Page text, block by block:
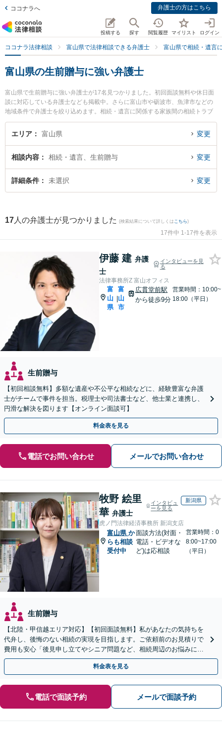
ココナラへ 弁護士の方はこちら
投稿する 探す 閲覧履歴 マイリスト ログイン
ココナラ法律相談 富山県で法律相談できる弁護士 富山県で相続・遺言
富山県の生前贈与に強い弁護士
富山県で生前贈与に強い弁護士が17名見つかりました。初回面談無料や休日面
談に対応している弁護士なども掲載中。さらに富山市や砺波市、魚津市などの
地域条件で弁護士を絞り込めます。相続・遺言に関係する家族間の相続トラブ
ルや認知症の相続、遺産分割等の細かな分野での絞り込み検索もでき便利で
す。特に法律事務所Z 富山オフィスの伊藤 建弁護士や脇法律事務所の脇 徹弁護
を今すぐに弁護士に相談したい』『生前贈与のトラブル解決の実績豊富な近く
の弁護士を検索したい』『初回相談無料で生前贈与を法律相談できる富山県内
の弁護士に相談予約したい』などでお困りの相談者さんにおすすめです。
エリア 富山県 変更
相談内容 相続・遺言、生前贈与 変更
詳細条件 未選択 変更
17 人の弁護士が見つかりました (検索結果について詳しくは こちら)
17件中 1-17件を表示
伊藤 建 弁護
士
インタビューを見
る
法律事務所Z 富山オフィス
富
山
県
|
富
山
市
広貫堂前駅
から徒歩9分
営業時間：10:00~
18:00（平日）
生前贈与
【初回相談無料】多額な遺産や不公平な相続などに、経験豊富な弁護
士がチームで事件を担当。税理士や司法書士など、他士業と連携し、
円滑な解決を図ります【オンライン面談可】
料金表を見る
電話でお問い合わせ メールでお問い合わせ
牧野 絵里
華 弁護士
インタビュ
ーを見る
新潟県
虎ノ門法律経済事務所 新潟支店
富山県 か
らも相談
受付中
面談方法(対面・
電話・ビデオな
ど)は応相談
営業時間：0
8:00~17:00
（平日）
生前贈与
【北陸・甲信越エリア対応】【初回面談無料】私があなたの気持ちを
代弁し、後悔のない相続の実現を目指します。ご依頼前のお見積りで
費用も安心「後見申し立てやシニア問題など、相続周辺のお悩みにも
対処可能」【WEB面談対応】
料金表を見る
電話で面談予約 メールで面談予約